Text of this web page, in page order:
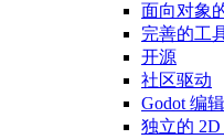
面向对象
完善的工
开源
社区驱动
Godot 编
独立的